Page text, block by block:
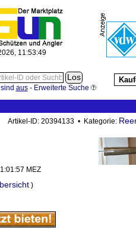
11:53:50
aus- Erweiterte Suche
Artikel-ID: 20394133 • Kategorie:
MEZ
)